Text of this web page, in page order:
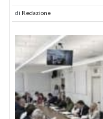
di Redazione